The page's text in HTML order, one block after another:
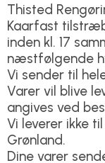
Thisted
Kaarfast
inden kl. 17
næstfølgende
Vi sender til
Varer vil blive
angives ved
Vi leverer ikke
Grønland.
Dine varer